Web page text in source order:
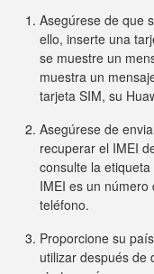
Asegúrese de que
ello, inserte una
se muestre un
muestra un
tarjeta SIM, su
Asegúrese de
recuperar el IMEI
consulte la
IMEI es un
teléfono.
Proporcione su
utilizar después de